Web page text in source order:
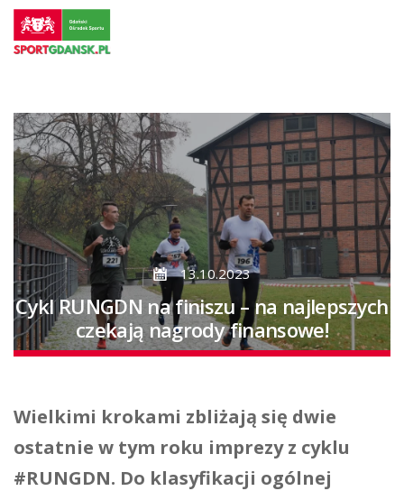
Przejdź
do
treści
Przejdź
do
13.10.2023
Cykl RUNGDN na finiszu – na najlepszych
czekają nagrody finansowe!
Wielkimi krokami zbliżają się dwie
ostatnie w tym roku imprezy z cyklu
#RUNGDN. Do klasyfikacji ogólnej